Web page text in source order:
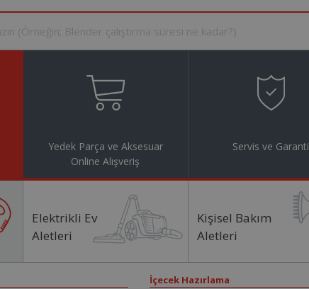
Yedek Parça ve Aksesuar
Online Alışveriş
Servis ve Garanti
Elektrikli Ev
Aletleri
Kişisel Bakım
Aletleri
İçecek Hazırlama